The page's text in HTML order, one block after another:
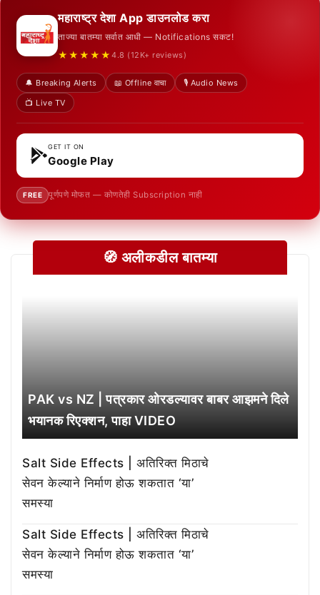
महाराष्ट्र देशा App डाउनलोड करा
ताज्या बातम्या सर्वात आधी — Notifications सकट!
★★★★★ 4.8 (12K+ reviews)
🔔 Breaking Alerts 📖 Offline वाचा
🎙️ Audio News
📺 Live TV
GET IT ON
Google Play
FREE पूर्णपणे मोफत — कोणतेही Subscription नाही
🧭 अलीकडील बातम्या
PAK vs NZ | पत्रकार ओरडल्यावर बाबर आझमने दिले
भयानक रिएक्शन, पाहा VIDEO
Salt Side Effects | अतिरिक्त मिठाचे
सेवन केल्याने निर्माण होऊ शकतात ‘या’
समस्या
Salt Side Effects | अतिरिक्त मिठाचे
सेवन केल्याने निर्माण होऊ शकतात ‘या’
समस्या